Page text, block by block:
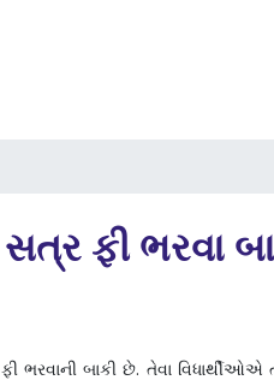
ફી ભરવા
બાકી છે. તેવા વિધાર્થીઓએ